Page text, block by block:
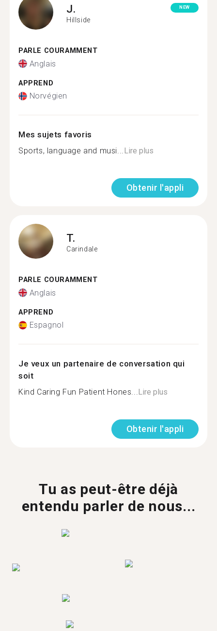
J.
Hillside
NEW
PARLE COURAMMENT
Anglais
APPREND
Norvégien
Mes sujets favoris
Sports, language and musi...Lire plus
Obtenir l'appli
T.
Carindale
PARLE COURAMMENT
Anglais
APPREND
Espagnol
Je veux un partenaire de conversation qui
soit
Kind Caring Fun Patient Hones...Lire plus
Obtenir l'appli
Tu as peut-être déjà
entendu parler de nous...